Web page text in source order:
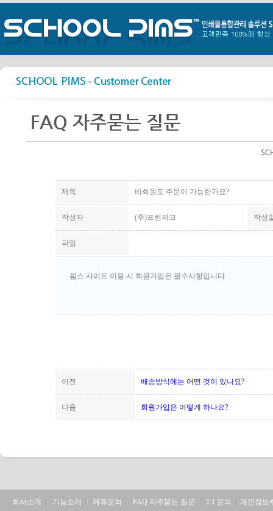
제목 비회원도 주문이 가능한가요?
작성자 (주)프린파크 작성
파일
핌스 사이트 이용 시 회원가입은 필수사항입니다.
이전 배송방식에는 어떤 것이 있나요?
다음 회원가입은 어떻게 하나요?
회사소개 기능소개 제휴문의 FAQ 자주묻는 질문 1:1 문의 개인정보